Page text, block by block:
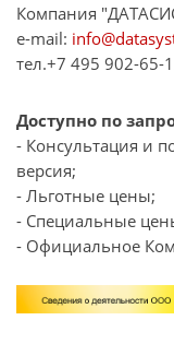
Компания
e-mail:
тел.+7 495 902-65-
Доступно по
- Консультация и
версия;
- Льготные цены;
- Специальные
- Официальное